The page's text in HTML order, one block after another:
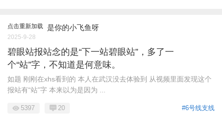
点击重新加载 是你的小飞鱼呀
2025-9-28
碧眼站报站念的是“下一站碧眼站”，多了一
个“站”字，不知道是何意味。
如题 刚刚在xhs看到的 本人在武汉没去体验到 从视频里面发现这个
报站有“站”字 本来以为是因为 ...
#6号线支线
5397 20